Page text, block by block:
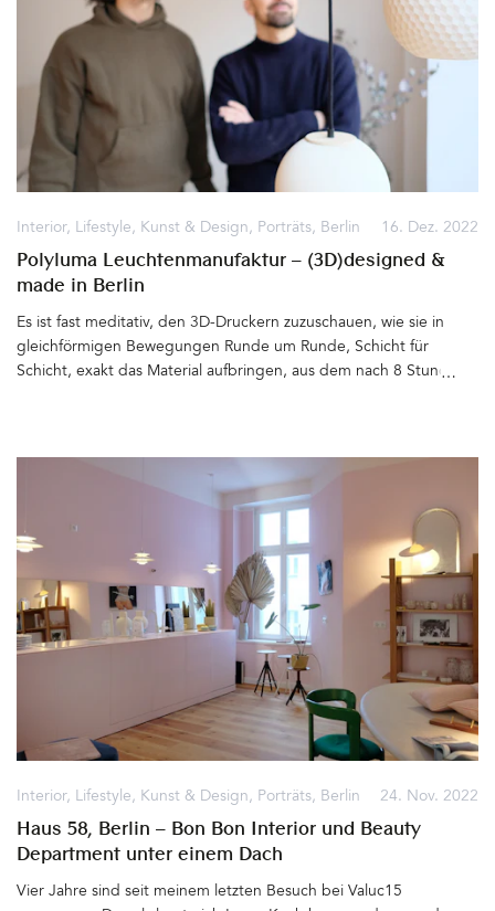
16. Dez. 2022
Interior, Lifestyle, Kunst & Design, Porträts, Berlin
Polyluma Leuchtenmanufaktur – (3D)designed &
made in Berlin
Es ist fast meditativ, den 3D-Druckern zuzuschauen, wie sie in
gleichförmigen Bewegungen Runde um Runde, Schicht für
Schicht, exakt das Material aufbringen, aus dem nach 8 Stunden
werden, Designleuchten entstehen, die fast aussehen
24. Nov. 2022
Interior, Lifestyle, Kunst & Design, Porträts, Berlin
Haus 58, Berlin – Bon Bon Interior und Beauty
Department unter einem Dach
Vier Jahre sind seit meinem letzten Besuch bei Valuc15